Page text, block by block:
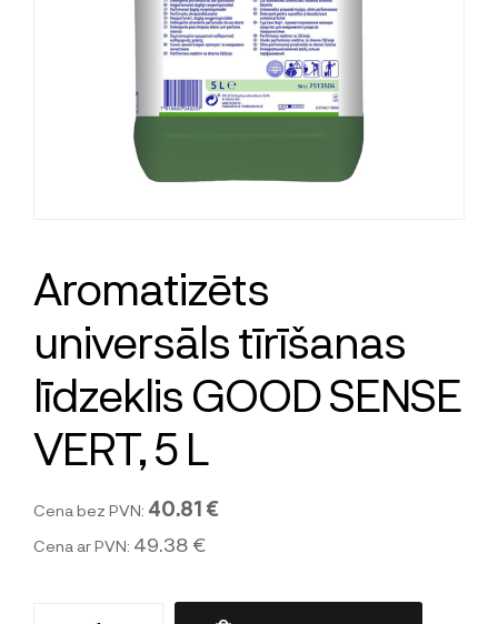
Aromatizēts
universāls tīrīšanas
līdzeklis GOOD SENSE
VERT, 5 L
Cena bez PVN: 40.81 €
Cena ar PVN: 49.38 €